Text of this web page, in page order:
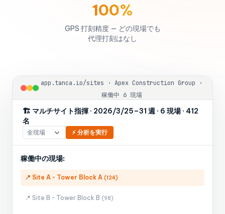
100%
GPS 打刻精度 — どの現場でも
代理打刻はなし
app.tanca.io/sites · Apex Construction Group ·
稼働中 6 現場
🏗️ マルチサイト指揮 · 2026/3/25–31 週 · 6 現場 · 412
名
⚡ 分析を実行
稼働中の現場:
📍 Site A - Tower Block A (124)
📍 Site B - Tower Block B (98)